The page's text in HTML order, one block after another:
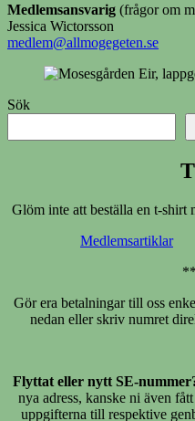
Medlemsansvarig (frågor om
Jessica Wictorsson
medlem@allmogegeten.se
Sök
Glöm inte att beställa en t-shirt
Medlemsartiklar
Gör era betalningar till oss
nedan eller skriv numret
Flyttat eller nytt SE-
nya adress, kanske ni även
uppgifterna till respektive